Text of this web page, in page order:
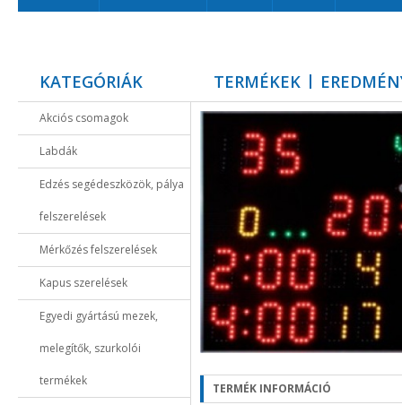
KATEGÓRIÁK TERMÉKEK
Akciós csomagok
Labdák
Edzés segédeszközök, pálya
felszerelések
Mérkőzés felszerelések
Kapus szerelések
Egyedi gyártású mezek,
melegítők, szurkolói
termékek
TERMÉK INFORMÁCIÓ